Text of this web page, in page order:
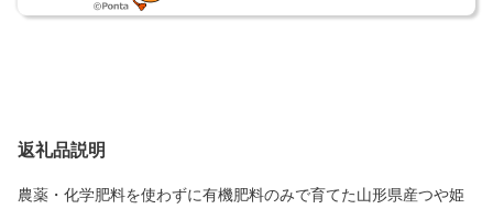
返礼品説明
農薬・化学肥料を使わずに有機肥料のみで育てた山形県産つや姫